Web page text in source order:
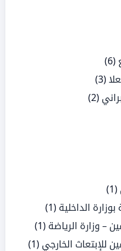
(6)
(3)
(2)
(1)
الداخلية (1)
– وزارة الرياضة (1)
للإبتعاث الخارجي (1)